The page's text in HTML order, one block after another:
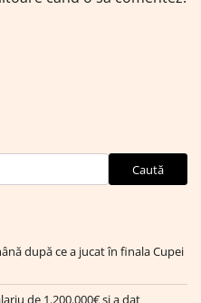
Caută
după ce a jucat în finala Cupei
de 1.200.000€ și a dat